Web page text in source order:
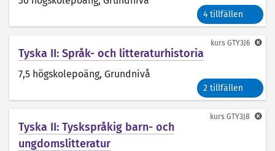
4 tillfällen
Tyska II: Språk- och litteraturhistoria
7,5 högskolepoäng, Grundnivå
2 tillfällen
kurs GTY3J6
Tyska II: Tyskspråkig barn- och
ungdomslitteratur
kurs GTY3J8